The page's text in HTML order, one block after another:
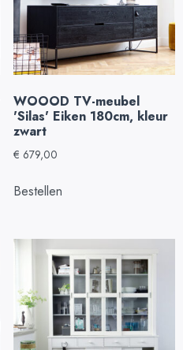
WOOOD TV-meubel
'Silas' Eiken 180cm, kleur
zwart
€ 679,00
Bestellen